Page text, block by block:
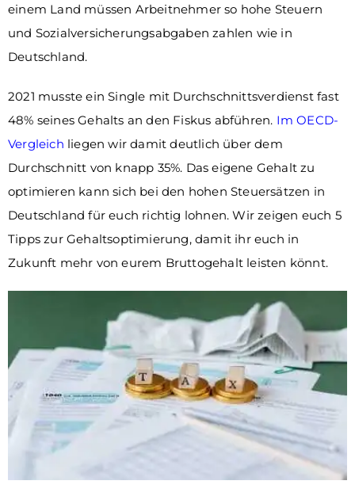
einem Land müssen Arbeitnehmer so hohe Steuern
und Sozialversicherungsabgaben zahlen wie in
Deutschland.
2021 musste ein Single mit Durchschnittsverdienst fast
48% seines Gehalts an den Fiskus abführen. Im OECD-
Vergleich liegen wir damit deutlich über dem
Durchschnitt von knapp 35%. Das eigene Gehalt zu
optimieren kann sich bei den hohen Steuersätzen in
Deutschland für euch richtig lohnen. Wir zeigen euch 5
Tipps zur Gehaltsoptimierung, damit ihr euch in
Zukunft mehr von eurem Bruttogehalt leisten könnt.